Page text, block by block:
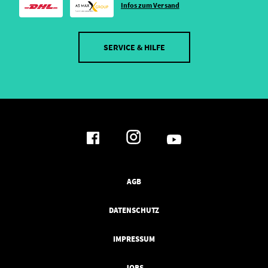
Infos zum Versand
SERVICE & HILFE
AGB
DATENSCHUTZ
IMPRESSUM